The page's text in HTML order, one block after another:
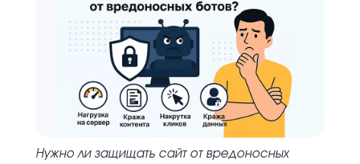
Нужно ли защищать сайт от вредоносных